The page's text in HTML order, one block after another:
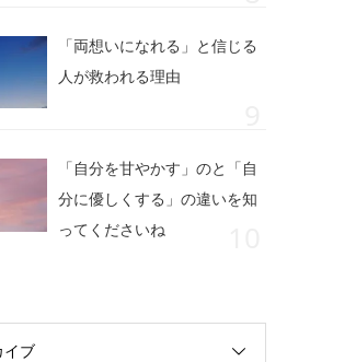
「両想いになれる」と信じる
人が救われる理由
「自分を甘やかす」のと「自
分に優しくする」の違いを知
ってくださいね
イブ